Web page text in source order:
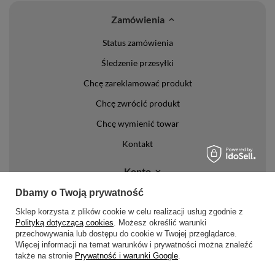
Zamówienia
Status zamówienia
Śledzenie przesyłki
Chcę zareklamować produkt
Chcę zwrócić produkt
Chcę wymienić towar
Kontakt
Konto
Regulamin
Polityka prywatności i cookies
Lista form płatności
Dbamy o Twoją prywatność
Sklep korzysta z plików cookie w celu realizacji usług zgodnie z
Polityką dotyczącą cookies. Możesz określić warunki
przechowywania lub dostępu do cookie w Twojej przeglądarce.
Więcej informacji na temat warunków i prywatności można znaleźć
także na stronie Prywatność i warunki Google.